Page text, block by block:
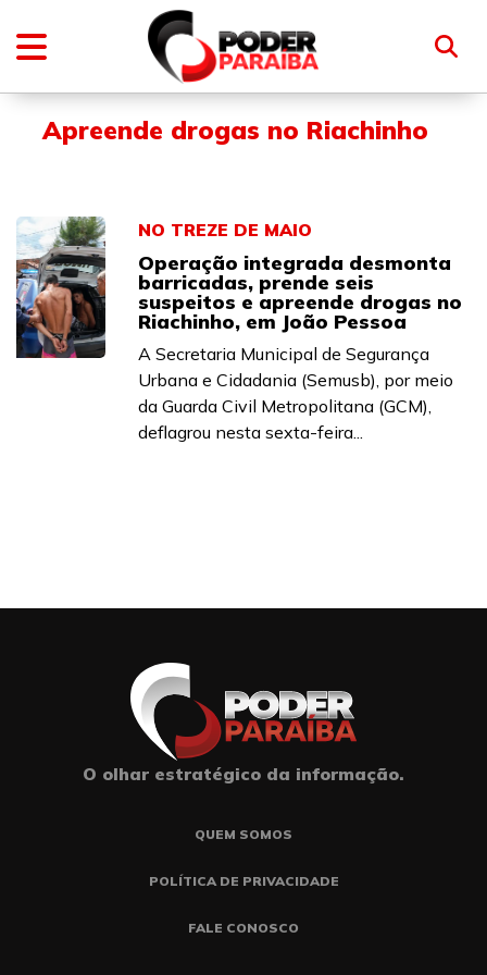
Apreende drogas no Riachinho
NO TREZE DE MAIO
Operação integrada desmonta
barricadas, prende seis
suspeitos e apreende drogas no
Riachinho, em João Pessoa
A Secretaria Municipal de Segurança
Urbana e Cidadania (Semusb), por meio
da Guarda Civil Metropolitana (GCM),
deflagrou nesta sexta-feira...
O olhar estratégico da informação.
QUEM SOMOS
POLÍTICA DE PRIVACIDADE
FALE CONOSCO